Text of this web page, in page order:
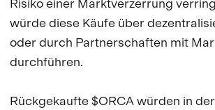
Risiko einer Marktverzerrung
würde diese Käufe über
oder durch Partnerschaften mit
durchführen.
Rückgekaufte $ORCA würden in